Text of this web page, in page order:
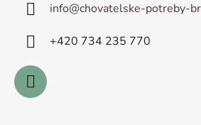
info@chovatelske-potreby-
+420 ­734 235 770